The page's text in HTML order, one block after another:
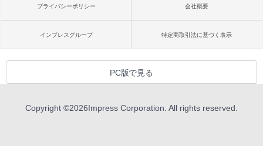
プライバシーポリシー 会社概要
インプレスグループ 特定商取引法に基づく表示
PC版で見る
Copyright ©2026Impress Corporation. All rights reserved.